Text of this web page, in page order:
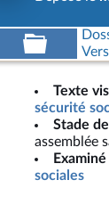
Texte
sécurité
Stade
assemblée
sociales